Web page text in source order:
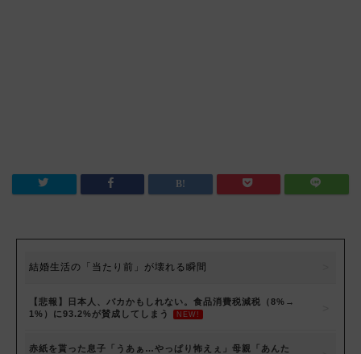
結婚生活の「当たり前」が壊れる瞬間
【悲報】日本人、バカかもしれない。食品消費税減税（8%→
1%）に93.2%が賛成してしまう
NEW!
赤紙を貰った息子「うあぁ…やっぱり怖えぇ」母親「あんた